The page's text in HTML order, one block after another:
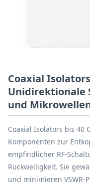
Coaxial
Unidirektionale
und
Coaxial Isolators bis 40
Komponenten zur
empfindlicher RF-
Rückwelligkeit. Sie
und minimieren